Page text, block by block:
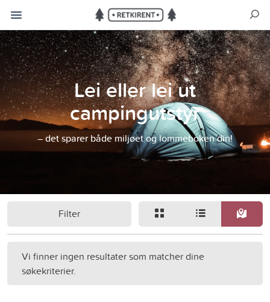
Lei eller lei ut
campingutstyr
– det sparer både miljøet og lommeboken din!
Filter
Vi finner ingen resultater som matcher dine
søkekriterier.